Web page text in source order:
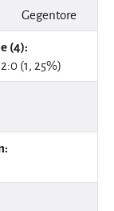
Gegentore
(4):
(1, 25%)